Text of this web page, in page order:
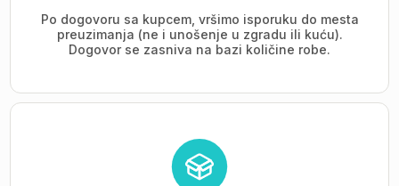
Po dogovoru sa kupcem, vršimo isporuku do mesta
preuzimanja (ne i unošenje u zgradu ili kuću).
Dogovor se zasniva na bazi količine robe.